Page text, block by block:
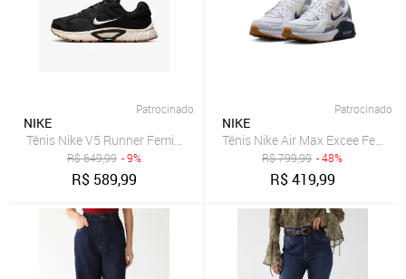
Patrocinado
NIKE
Tênis Nike V5 Runner Feminino
R$649,99 - 9%
R$ 589,99
Patrocinado
NIKE
Tênis Nike Air Max Excee
R$799,99 - 48%
R$419,99